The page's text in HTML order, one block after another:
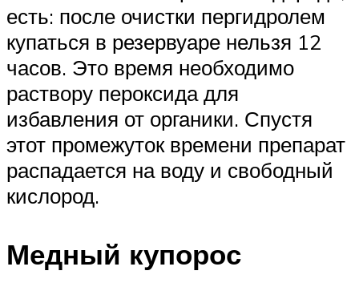
есть: после очистки пергидролем
купаться в резервуаре нельзя 12
часов. Это время необходимо
раствору пероксида для
избавления от органики. Спустя
этот промежуток времени препарат
распадается на воду и свободный
кислород.
Медный купорос